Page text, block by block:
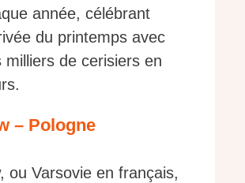
année, célébrant
du printemps avec
milliers de cerisiers en
– Pologne
ou Varsovie en français,